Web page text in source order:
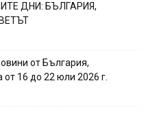
ДНИ: БЪЛГАРИЯ,
от България,
от 16 до 22 юли 2026 г.